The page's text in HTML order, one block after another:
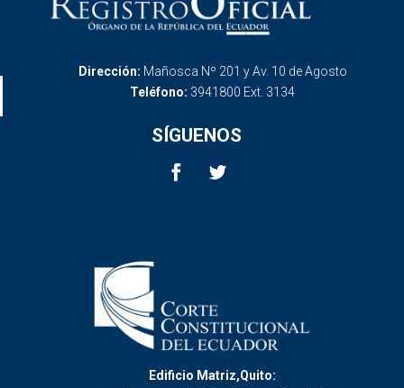
Dirección: Mañosca Nº 201 y Av. 10 de Agosto
Teléfono: 3941800 Ext. 3134
SÍGUENOS
Edificio Matriz,Quito: